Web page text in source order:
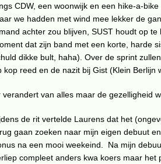
CDW, een woonwijk en een hike-a-
we hadden met wind mee lekker de
achter zou blijven, SUST houdt op te
dat zijn band met een korte, harde
dikke bult, haha). Over de sprint
kop reed en de nazit bij Gist (Klein Berlijn
verandert van alles maar de gezelligheid
de rit vertelde Laurens dat het
gaan zoeken naar mijn eigen debuut
na een mooi weekeind. Na mijn
compleet anders kwa koers maar het